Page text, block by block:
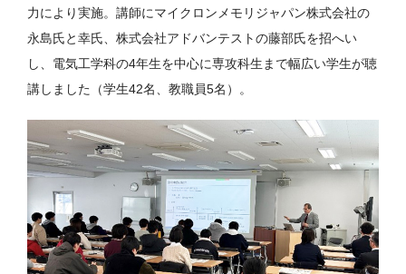
力により実施。講師にマイクロンメモリジャパン株式会社の
永島氏と幸氏、株式会社アドバンテストの藤部氏を招へい
し、電気工学科の4年生を中心に専攻科生まで幅広い学生が聴
講しました（学生42名、教職員5名）。